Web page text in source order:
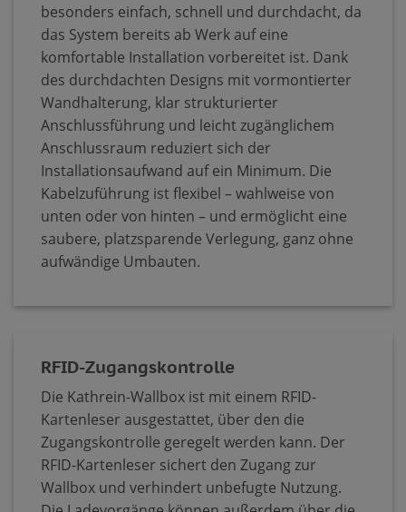
besonders einfach, schnell und durchdacht, da
das System bereits ab Werk auf eine
komfortable Installation vorbereitet ist. Dank
des durchdachten Designs mit vormontierter
Wandhalterung, klar strukturierter
Anschlussführung und leicht zugänglichem
Anschlussraum reduziert sich der
Installationsaufwand auf ein Minimum. Die
Kabelzuführung ist flexibel – wahlweise von
unten oder von hinten – und ermöglicht eine
saubere, platzsparende Verlegung, ganz ohne
aufwändige Umbauten.
RFID-Zugangskontrolle
Die Kathrein-Wallbox ist mit einem RFID-
Kartenleser ausgestattet, über den die
Zugangskontrolle geregelt werden kann. Der
RFID-Kartenleser sichert den Zugang zur
Wallbox und verhindert unbefugte Nutzung.​